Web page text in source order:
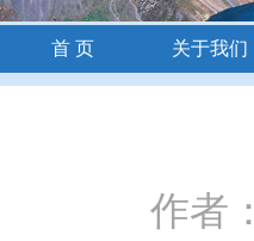
首 页 关于我们
招生简章
作者